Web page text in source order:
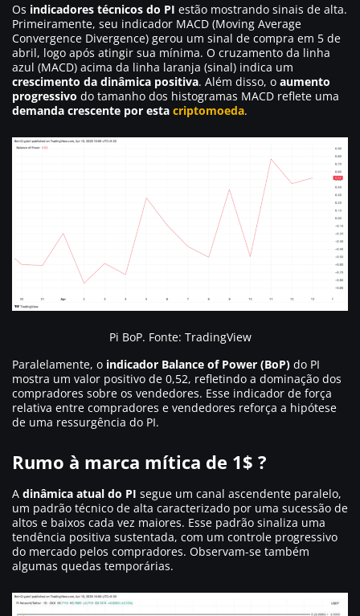
Os indicadores técnicos do PI estão mostrando sinais de alta.
Primeiramente, seu indicador MACD (Moving Average
Convergence Divergence) gerou um sinal de compra em 5 de
abril, logo após atingir sua mínima. O cruzamento da linha
azul (MACD) acima da linha laranja (sinal) indica um
crescimento da dinâmica positiva. Além disso, o aumento
progressivo do tamanho dos histogramas MACD reflete uma
demanda crescente por esta criptomoeda.
Pi BoP. Fonte: TradingView
Paralelamente, o indicador Balance of Power (BoP) do PI
mostra um valor positivo de 0,52, refletindo a dominação dos
compradores sobre os vendedores. Esse indicador de força
relativa entre compradores e vendedores reforça a hipótese
de uma ressurgência do PI.
Rumo à marca mítica de 1$ ?
A dinâmica atual do PI segue um canal ascendente paralelo,
um padrão técnico de alta caracterizado por uma sucessão de
altos e baixos cada vez maiores. Esse padrão sinaliza uma
tendência positiva sustentada, com um controle progressivo
do mercado pelos compradores. Observam-se também
algumas quedas temporárias.